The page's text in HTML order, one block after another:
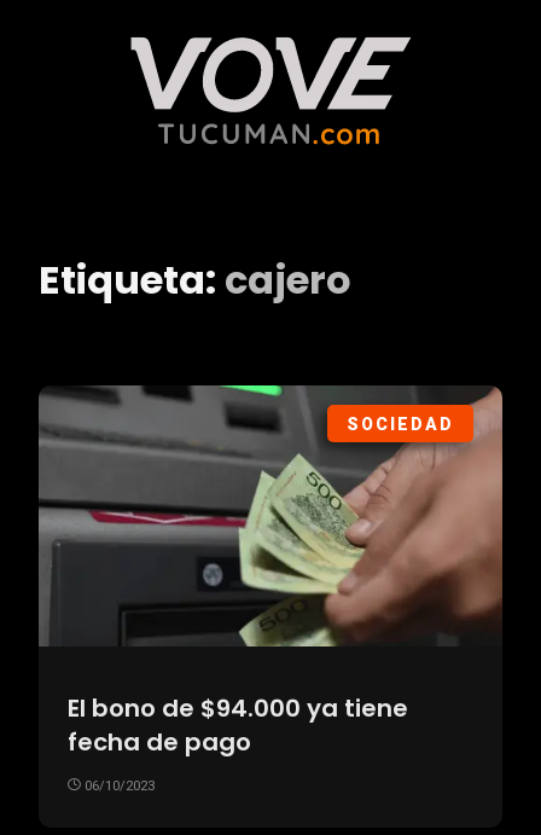
Etiqueta: cajero
SOCIEDAD
El bono de $94.000 ya tiene
fecha de pago
06/10/2023